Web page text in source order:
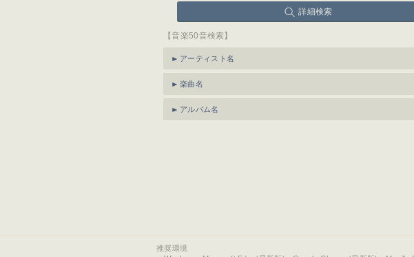
詳細検索
【音楽50音検索】
アーティスト名
楽曲名
アルバム名
推奨環境